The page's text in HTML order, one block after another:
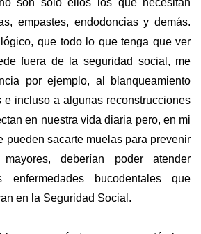
son sólo ellos los que necesitan
empastes, endodoncias y demás.
que todo lo que tenga que ver
fuera de la seguridad social, me
por ejemplo, al blanqueamiento
e incluso a algunas reconstrucciones
en nuestra vida diaria pero, en mi
pueden sacarte muelas para prevenir
deberían poder atender
enfermedades bucodentales que
en la Seguridad Social.